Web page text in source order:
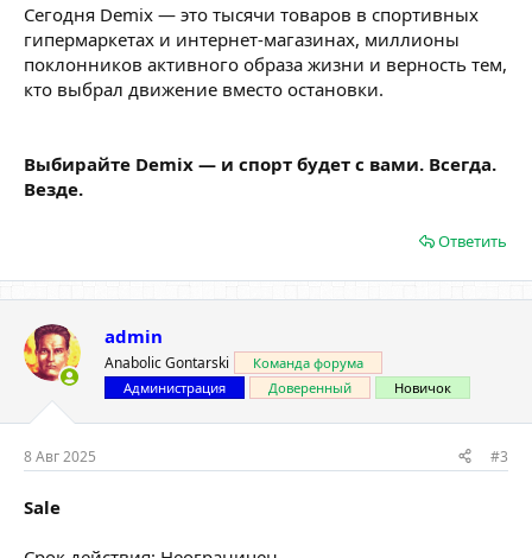
Сегодня Demix — это тысячи товаров в спортивных
гипермаркетах и интернет-магазинах, миллионы
поклонников активного образа жизни и верность тем,
кто выбрал движение вместо остановки.
Выбирайте Demix — и спорт будет с вами. Всегда.
Везде.
Ответить
admin
Anabolic Gontarski
Команда форума
Администрация
Доверенный Новичок
8 Авг 2025 #3
Sale